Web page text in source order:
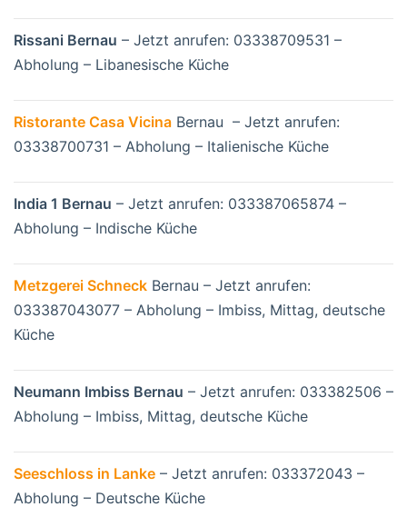
Rissani Bernau – Jetzt anrufen: 03338709531 –
Abholung – Libanesische Küche
Ristorante Casa Vicina Bernau – Jetzt anrufen:
03338700731 – Abholung – Italienische Küche
India 1 Bernau – Jetzt anrufen: 033387065874 –
Abholung – Indische Küche
Metzgerei Schneck Bernau – Jetzt anrufen:
033387043077 – Abholung – Imbiss, Mittag, deutsche
Küche
Neumann Imbiss Bernau – Jetzt anrufen: 033382506 –
Abholung – Imbiss, Mittag, deutsche Küche
Seeschloss in Lanke – Jetzt anrufen: 033372043 –
Abholung – Deutsche Küche